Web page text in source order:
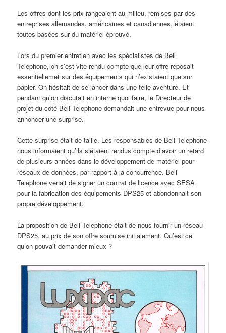
Les offres dont les prix rangeaient au milieu, remises par des
entreprises allemandes, américaines et canadiennes, étaient
toutes basées sur du matériel éprouvé.
Lors du premier entretien avec les spécialistes de Bell
Telephone, on s’est vite rendu compte que leur offre reposait
essentiellemet sur des équipements qui n’existaient que sur
papier. On hésitait de se lancer dans une telle aventure. Et
pendant qu’on discutait en interne quoi faire, le Directeur de
projet du côté Bell Telephone demandait une entrevue pour nous
annoncer une surprise.
Cette surprise était de taille. Les responsables de Bell Telephone
nous informaient qu’ils s’étaient rendus compte d’avoir un retard
de plusieurs années dans le développement de matériel pour
réseaux de données, par rapport à la concurrence. Bell
Telephone venait de signer un contrat de licence avec SESA
pour la fabrication des équipements DPS25 et abondonnait son
propre développement.
La proposition de Bell Telephone était de nous fournir un réseau
DPS25, au prix de son offre soumise initialement. Qu’est ce
qu’on pouvait demander mieux ?